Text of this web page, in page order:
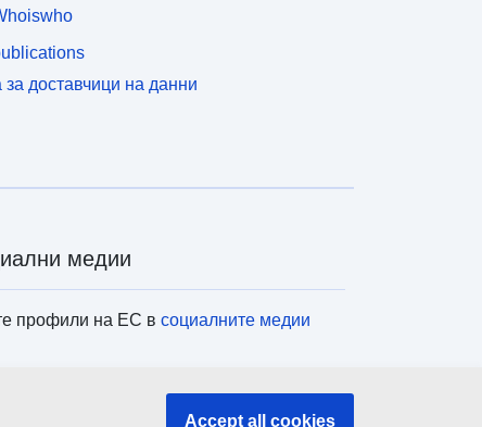
за доставчици на данни
медии
профили на ЕС всоциалните медии
и органи на ЕС
Accept all cookies